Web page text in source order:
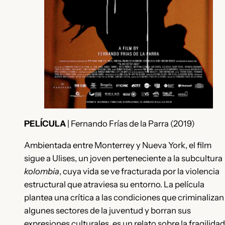
PELÍCULA | Fernando Frías de la Parra (2019)
Ambientada entre Monterrey y Nueva York, el film
sigue a Ulises, un joven perteneciente a la subcultura
kolombia, cuya vida se ve fracturada por la violencia
estructural que atraviesa su entorno. La película
plantea una crítica a las condiciones que criminalizan
algunes sectores de la juventud y borran sus